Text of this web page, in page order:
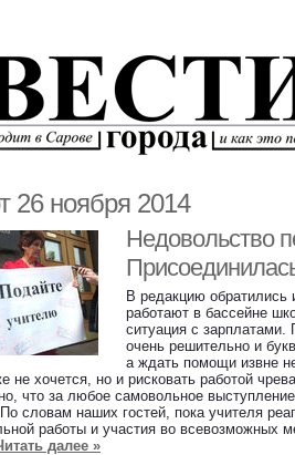
26 ноября 2014
Недовольство
В редакцию обратились
работают в бассейне
ситуация с
очень решительно и
а ждать помощи извне
не хочется, но и рисковать работой
что за любое самовольное
словам наших гостей, пока учителя
работы и участия во
далее »